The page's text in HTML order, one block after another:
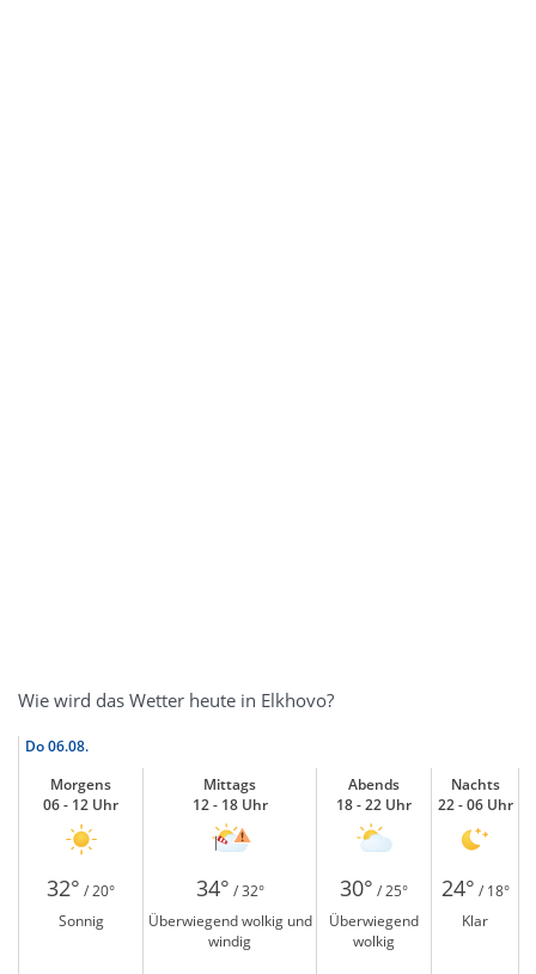
Wie wird das Wetter heute in Elkhovo?
Do06.08.
Morgens
06 - 12 Uhr
Mittags
12 - 18 Uhr
Abends
18 - 22 Uhr
Nachts
22 - 06 Uhr
32° / 20° 34° / 32° 30° / 25° 24° / 18°
Sonnig
Überwiegend wolkig und
windig
Überwiegend
wolkig
Klar